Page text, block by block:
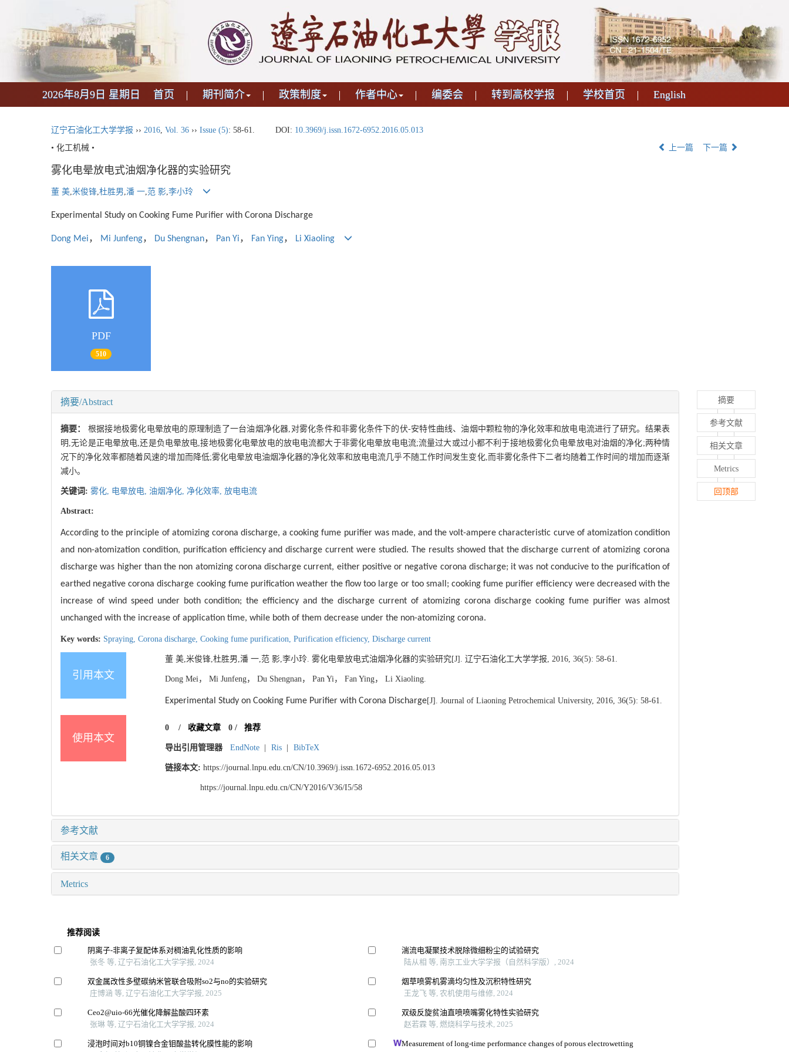
2026年8月9日 星期日 首页 期刊简介 政策制度 作者中心 编委会 转到高校学报 学校首页 English
辽宁石油化工大学学报 ›› 2016, Vol. 36 ›› Issue (5): 58-61. DOI: 10.3969/j.issn.1672-6952.2016.05.013
• 化工机械 •
上一篇 下一篇
雾化电晕放电式油烟净化器的实验研究
董 美,米俊锋,杜胜男,潘 一,范 影,李小玲
Experimental Study on Cooking Fume Purifier with Corona Discharge
Dong Mei， Mi Junfeng， Du Shengnan， Pan Yi， Fan Ying， Li Xiaoling
PDF
510
摘要/Abstract
摘要： 根据接地极雾化电晕放电的原理制造了一台油烟净化器,对雾化条件和非雾化条件下的伏-安特性曲线、油烟中颗粒物的净化效率和放电电流进行了研究。结果表
明,无论是正电晕放电,还是负电晕放电,接地极雾化电晕放电的放电电流都大于非雾化电晕放电电流;流量过大或过小都不利于接地极雾化负电晕放电对油烟的净化;两种情
况下的净化效率都随着风速的增加而降低;雾化电晕放电油烟净化器的净化效率和放电电流几乎不随工作时间发生变化,而非雾化条件下二者均随着工作时间的增加而逐渐
减小。
关键词: 雾化, 电晕放电, 油烟净化, 净化效率, 放电电流
Abstract:
According to the principle of atomizing corona discharge, a cooking fume purifier was made, and the volt-ampere characteristic curve of atomization condition
and non-atomization condition, purification efficiency and discharge current were studied. The results showed that the discharge current of atomizing corona
discharge was higher than the non atomizing corona discharge current, either positive or negative corona discharge; it was not conducive to the purification of
earthed negative corona discharge cooking fume purification weather the flow too large or too small; cooking fume purifier efficiency were decreased with the
increase of wind speed under both condition; the efficiency and the discharge current of atomizing corona discharge cooking fume purifier was almost
unchanged with the increase of application time, while both of them decrease under the non-atomizing corona.
Key words: Spraying, Corona discharge, Cooking fume purification, Purification efficiency, Discharge current
引用本文
董 美,米俊锋,杜胜男,潘 一,范 影,李小玲. 雾化电晕放电式油烟净化器的实验研究[J]. 辽宁石油化工大学学报, 2016, 36(5): 58-61.
Dong Mei， Mi Junfeng， Du Shengnan， Pan Yi， Fan Ying， Li Xiaoling.
Experimental Study on Cooking Fume Purifier with Corona Discharge[J]. Journal of Liaoning Petrochemical University, 2016, 36(5): 58-61.
使用本文
0 / 收藏文章 0/ 推荐
导出引用管理器 EndNote Ris BibTeX
链接本文: https://journal.lnpu.edu.cn/CN/10.3969/j.issn.1672-6952.2016.05.013
https://journal.lnpu.edu.cn/CN/Y2016/V36/I5/58
参考文献
相关文章 6
Metrics
推荐阅读
阴离子⁃非离子复配体系对稠油乳化性质的影响
张冬 等, 辽宁石油化工大学学报, 2024
双金属改性多壁碳纳米管联合吸附so2与no的实验研究
庄博涵 等, 辽宁石油化工大学学报, 2025
Ceo2@uio⁃66光催化降解盐酸四环素
张琳 等, 辽宁石油化工大学学报, 2024
浸泡时间对b10铜镍合金钼酸盐转化膜性能的影响
湍流电凝聚技术脱除微细粉尘的试验研究
陆从相 等, 南京工业大学学报（自然科学版）, 2024
烟草喷雾机雾滴均匀性及沉积特性研究
王龙飞 等, 农机使用与维修, 2024
双级反旋贫油直喷喷嘴雾化特性实验研究
赵若霖 等, 燃烧科学与技术, 2025
Measurement of long-time performance changes of porous electrowetting
摘要
参考文献
相关文章
Metrics
回顶部